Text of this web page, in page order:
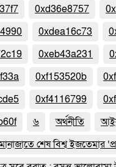
0xd36e8757
0xdea16c73
0xeb43a231
0xf153520b
0xf4116799
৬ অর্থনীতি
শেষ বিশ্ব ইজতেমার